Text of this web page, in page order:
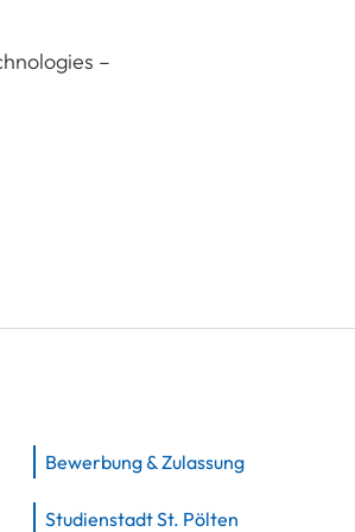
–
Bewerbung & Zulassung
Studienstadt St. Pölten